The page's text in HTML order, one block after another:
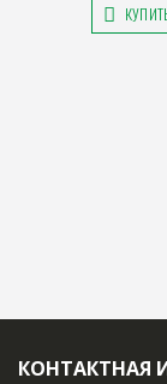
КОНТАКТНАЯ